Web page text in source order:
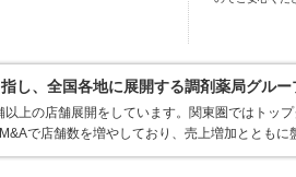
し、全国各地に展開する調剤薬局グルー
上の店舗展開をしています。関東圏ではトッ
で店舗数を増やしており、売上増加ととも